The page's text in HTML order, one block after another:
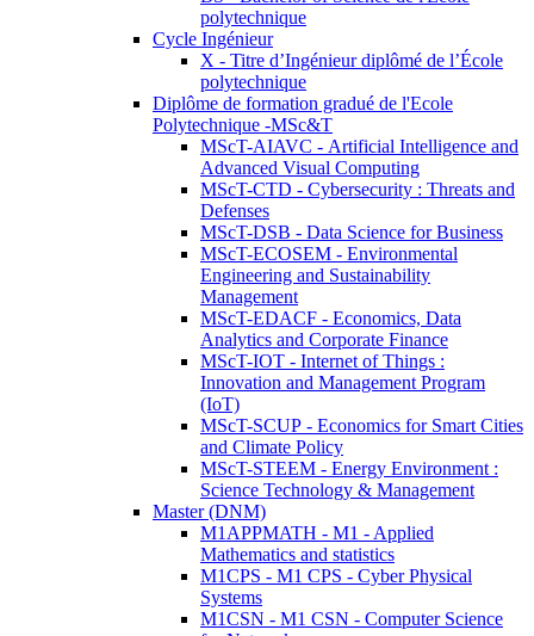
polytechnique
Cycle Ingénieur
X - Titre d’Ingénieur diplômé de l’École
polytechnique
Diplôme de formation gradué de l'Ecole
Polytechnique -MSc&T
MScT-AIAVC - Artificial Intelligence and
Advanced Visual Computing
MScT-CTD - Cybersecurity : Threats and
Defenses
MScT-DSB - Data Science for Business
MScT-ECOSEM - Environmental
Engineering and Sustainability
Management
MScT-EDACF - Economics, Data
Analytics and Corporate Finance
MScT-IOT - Internet of Things :
Innovation and Management Program
(IoT)
MScT-SCUP - Economics for Smart Cities
and Climate Policy
MScT-STEEM - Energy Environment :
Science Technology & Management
Master (DNM)
M1APPMATH - M1 - Applied
Mathematics and statistics
M1CPS - M1 CPS - Cyber Physical
Systems
M1CSN - M1 CSN - Computer Science